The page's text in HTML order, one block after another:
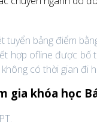
tuyển bảng điểm
hợp ofline được bố
có thời gian đi
khóa học